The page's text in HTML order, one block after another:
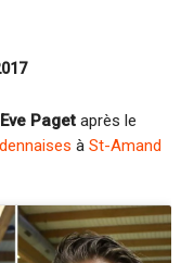
Pagetaprès le
à St-Amand